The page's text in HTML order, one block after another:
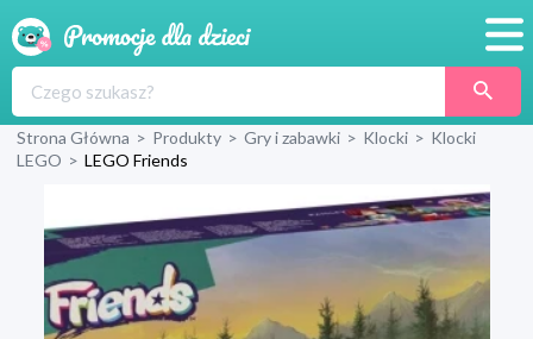
Produkty
Wyprawka
Strona Główna > Produkty > Gry i zabawki > Klocki > Klocki
LEGO > LEGO Friends